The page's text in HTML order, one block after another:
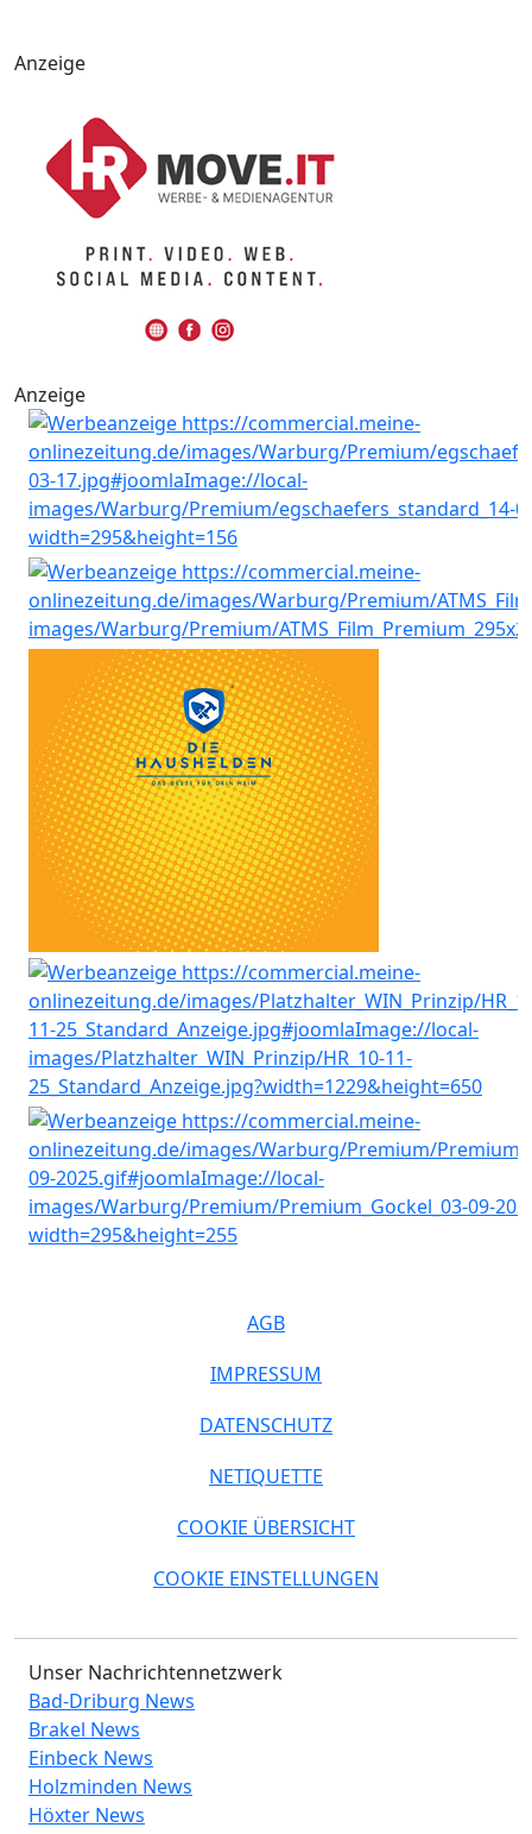
Anzeige
Anzeige
AGB
IMPRESSUM
DATENSCHUTZ
NETIQUETTE
COOKIE ÜBERSICHT
COOKIE EINSTELLUNGEN
Unser Nachrichtennetzwerk
Bad-Driburg News
Brakel News
Einbeck News
Holzminden News
Höxter News